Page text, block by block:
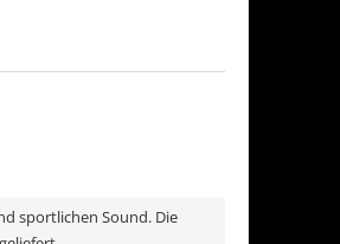
sportlichen Sound. Die